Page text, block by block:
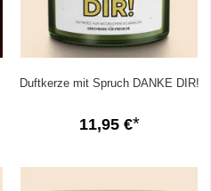
Duftkerze mit Spruch DANKE DIR!
11,95 €